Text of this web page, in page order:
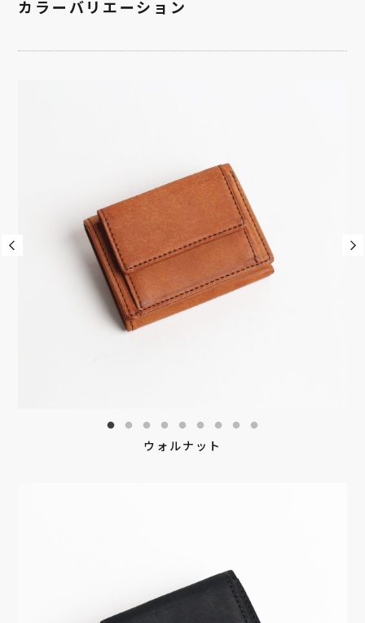
カラーバリエーション
ウォルナット